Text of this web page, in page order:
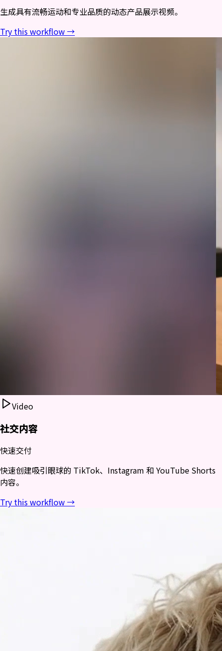
生成具有流畅运动和专业品质的动态产品展示视频。
Try this workflow →
Video
社交内容
快速交付
快速创建吸引眼球的 TikTok、Instagram 和 YouTube Shorts
内容。
Try this workflow →